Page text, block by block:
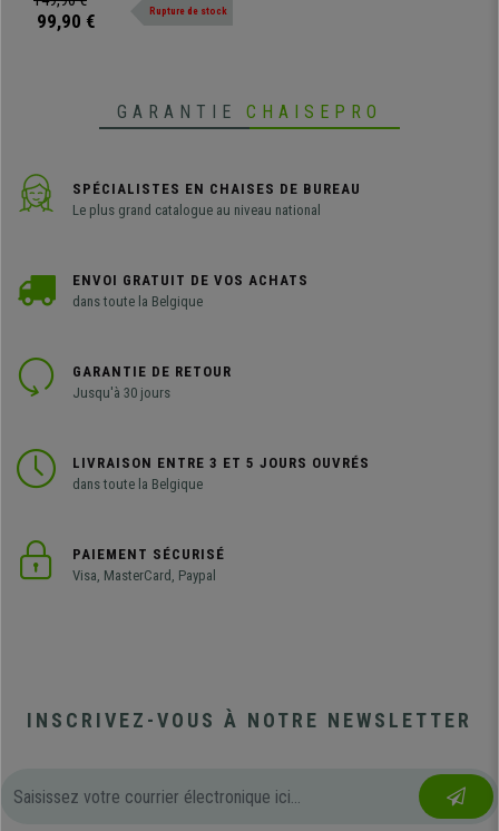
ambiance unique et un confort
99,90 € Rupture de stock
GARANTIE CHAISEPRO
SPÉCIALISTES EN CHAISES DE BUREAU
Le plus grand catalogue au niveau national
ENVOI GRATUIT DE VOS ACHATS
dans toute la Belgique
GARANTIE DE RETOUR
Jusqu'à 30 jours
LIVRAISON ENTRE 3 ET 5 JOURS OUVRÉS
dans toute la Belgique
PAIEMENT SÉCURISÉ
Visa, MasterCard, Paypal
INSCRIVEZ-VOUS À NOTRE NEWSLETTER